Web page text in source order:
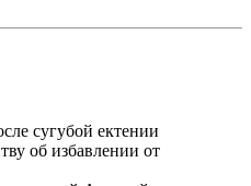
сугубой ектении
об избавлении от